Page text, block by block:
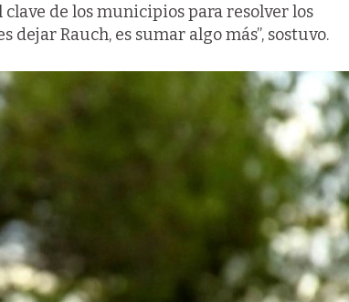
clave de los municipios para resolver los
Rauch, es sumar algo más”, sostuvo.